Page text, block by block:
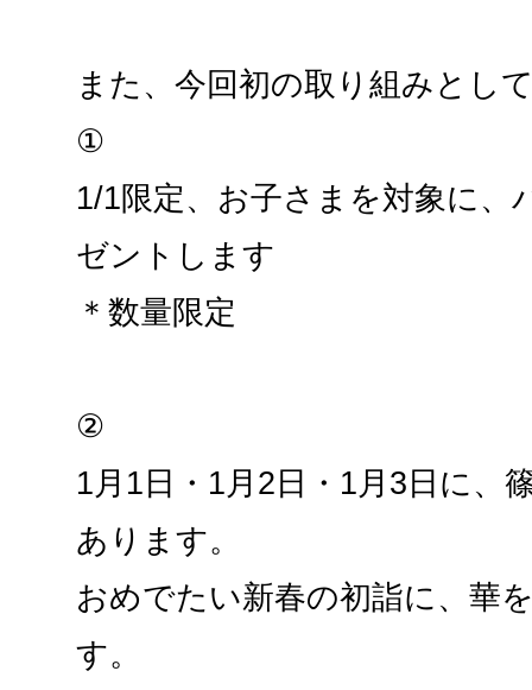
また、今回初の取り組みとし
①
1/1限定、お子さまを対象に、
ゼントします
＊数量限定
②
1月1日・1月2日・1月3日に、
あります。
おめでたい新春の初詣に、華
す。